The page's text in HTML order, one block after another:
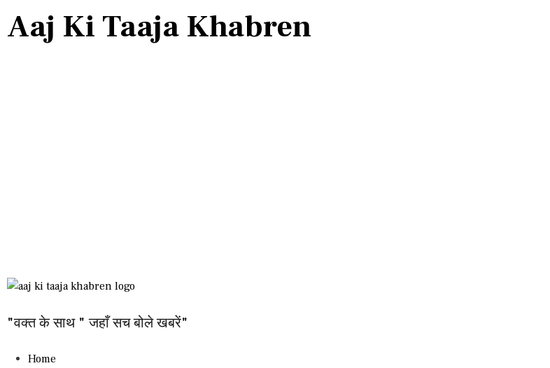
Aaj Ki Taaja Khabren
"वक्त के साथ " जहाँ सच बोले खबरें"
Home